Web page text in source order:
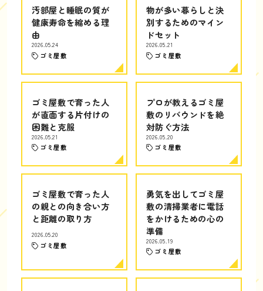
汚部屋と睡眠の質が
健康寿命を縮める理
由
2026.05.24
ゴミ屋敷
物が多い暮らしと決
別するためのマイン
ドセット
2026.05.21
ゴミ屋敷
ゴミ屋敷で育った人
が直面する片付けの
困難と克服
2026.05.21
ゴミ屋敷
プロが教えるゴミ屋
敷のリバウンドを絶
対防ぐ方法
2026.05.20
ゴミ屋敷
ゴミ屋敷で育った人
の親との向き合い方
と距離の取り方
2026.05.20
ゴミ屋敷
勇気を出してゴミ屋
敷の清掃業者に電話
をかけるための心の
準備
2026.05.19
ゴミ屋敷